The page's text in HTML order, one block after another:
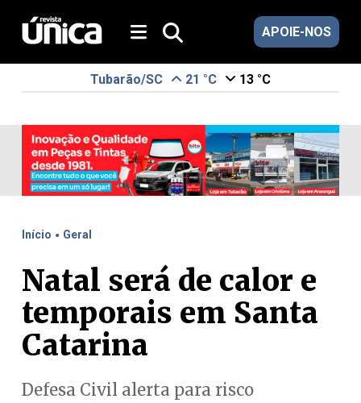
APOIE-NOS
Tubarão/SC 21 °C 13 °C
Início . Geral
Natal será de calor e
temporais em Santa
Catarina
Defesa Civil alerta para risco